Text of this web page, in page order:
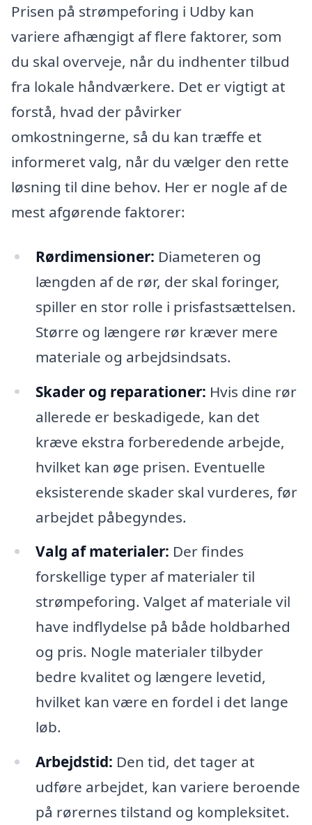
Prisen på strømpeforing i Udby kan
variere afhængigt af flere faktorer, som
du skal overveje, når du indhenter tilbud
fra lokale håndværkere. Det er vigtigt at
forstå, hvad der påvirker
omkostningerne, så du kan træffe et
informeret valg, når du vælger den rette
løsning til dine behov. Her er nogle af de
mest afgørende faktorer:
Rørdimensioner: Diameteren og
længden af de rør, der skal foringer,
spiller en stor rolle i prisfastsættelsen.
Større og længere rør kræver mere
materiale og arbejdsindsats.
Skader og reparationer: Hvis dine rør
allerede er beskadigede, kan det
kræve ekstra forberedende arbejde,
hvilket kan øge prisen. Eventuelle
eksisterende skader skal vurderes, før
arbejdet påbegyndes.
Valg af materialer: Der findes
forskellige typer af materialer til
strømpeforing. Valget af materiale vil
have indflydelse på både holdbarhed
og pris. Nogle materialer tilbyder
bedre kvalitet og længere levetid,
hvilket kan være en fordel i det lange
løb.
Arbejdstid: Den tid, det tager at
udføre arbejdet, kan variere beroende
på rørernes tilstand og kompleksitet.